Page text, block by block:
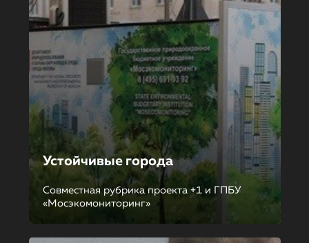
Устойчивые города
Совместная рубрика проекта +1 и ГПБУ
«Мосэкомониторинг»